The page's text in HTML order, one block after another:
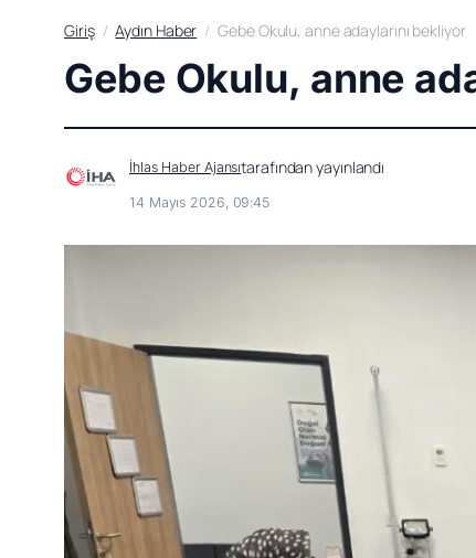
Giriş Aydın Haber Gebe Okulu, anne adaylarını bekliyor
Gebe Okulu, anne
İhlas Haber Ajansıtarafından yayınlandı
14 Mayıs 2026, 09:45